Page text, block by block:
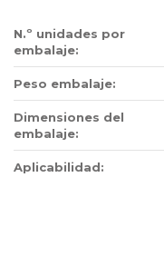
N.º unidades por
embalaje:
Peso embalaje:
Dimensiones del
embalaje:
Aplicabilidad: